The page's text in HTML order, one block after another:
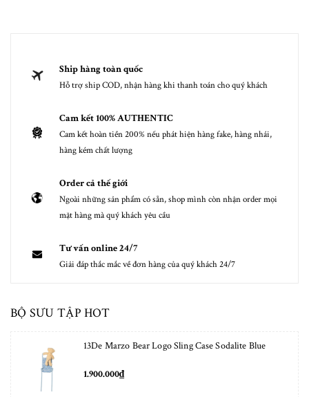
Ship hàng toàn quốc
Hỗ trợ ship COD, nhận hàng khi thanh toán cho quý khách
Cam kết 100% AUTHENTIC
Cam kết hoàn tiền 200% nếu phát hiện hàng fake, hàng nhái,
hàng kém chất lượng
Order cả thế giới
Ngoài những sản phẩm có sẵn, shop mình còn nhận order mọi
mặt hàng mà quý khách yêu cầu
Tư vấn online 24/7
Giải đáp thắc mắc về đơn hàng của quý khách 24/7
BỘ SƯU TẬP HOT
13De Marzo Bear Logo Sling Case Sodalite Blue
1.900.000₫